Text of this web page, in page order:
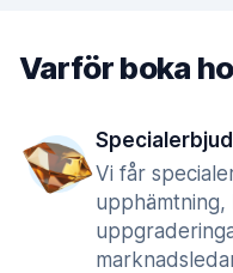
Varför boka
Vi får